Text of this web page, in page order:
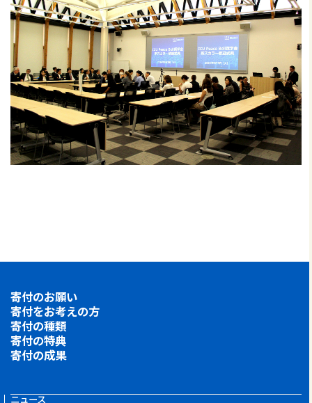
寄付のお願い
寄付をお考えの方
寄付の種類
寄付の特典
寄付の成果
ニュース